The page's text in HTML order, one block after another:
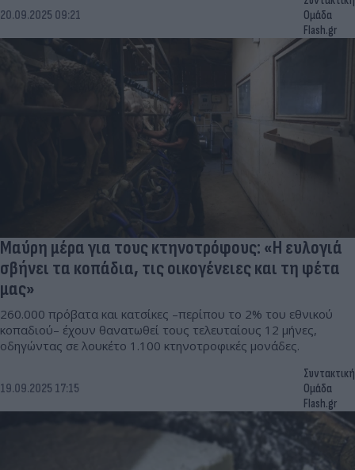
20.09.2025 09:21
Ομάδα
Flash.gr
Μαύρη μέρα για τους κτηνοτρόφους: «Η ευλογιά
σβήνει τα κοπάδια, τις οικογένειες και τη φέτα
μας»
260.000 πρόβατα και κατσίκες –περίπου το 2% του εθνικού
κοπαδιού– έχουν θανατωθεί τους τελευταίους 12 μήνες,
οδηγώντας σε λουκέτο 1.100 κτηνοτροφικές μονάδες.
19.09.2025 17:15
Συντακτική
Ομάδα
Flash.gr